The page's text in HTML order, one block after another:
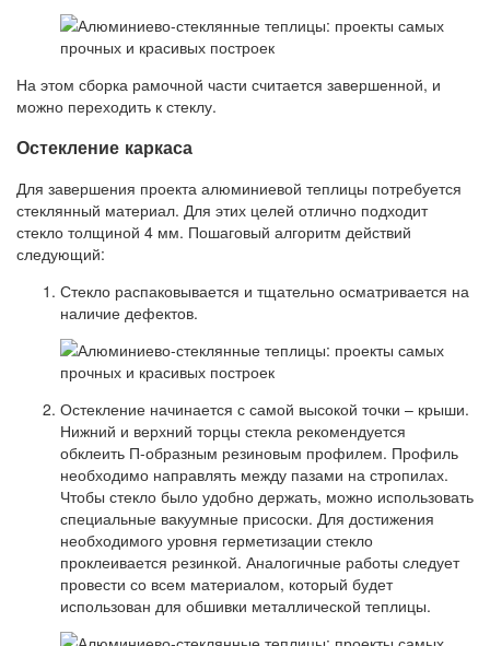
На этом сборка рамочной части считается завершенной, и
можно переходить к стеклу.
Остекление каркаса
Для завершения проекта алюминиевой теплицы потребуется
стеклянный материал. Для этих целей отлично подходит
стекло толщиной 4 мм. Пошаговый алгоритм действий
следующий:
Стекло распаковывается и тщательно осматривается на
наличие дефектов.
Остекление начинается с самой высокой точки – крыши.
Нижний и верхний торцы стекла рекомендуется
обклеить П-образным резиновым профилем. Профиль
необходимо направлять между пазами на стропилах.
Чтобы стекло было удобно держать, можно использовать
специальные вакуумные присоски. Для достижения
необходимого уровня герметизации стекло
проклеивается резинкой. Аналогичные работы следует
провести со всем материалом, который будет
использован для обшивки металлической теплицы.